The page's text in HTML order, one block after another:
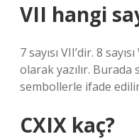
VII hangi
7 sayısı VII’dir. 8
olarak yazılır. Burada
sembollerle ifade
CXIX kaç?